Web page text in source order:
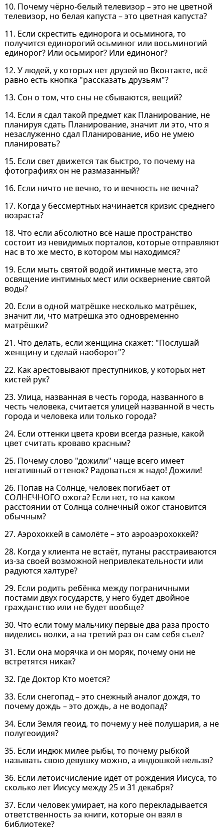
10. Почему чёрно-белый телевизор – это не цветной
телевизор, но белая капуста – это цветная капуста?
11. Если скрестить единорога и осьминога, то
получится единорогий осьминог или восьминогий
единорог? Или осьмирог? Или единоног?
12. У людей, у которых нет друзей во Вконтакте, всё
равно есть кнопка "рассказать друзьям"?
13. Сон о том, что сны не сбываются, вещий?
14. Если я сдал такой предмет как Планирование, не
планируя сдать Планирование, значит ли это, что я
незаслуженно сдал Планирование, ибо не умею
планировать?
15. Если свет движется так быстро, то почему на
фотографиях он не размазанный?
16. Если ничто не вечно, то и вечность не вечна?
17. Когда у бессмертных начинается кризис среднего
возраста?
18. Что если абсолютно всё наше пространство
состоит из невидимых порталов, которые отправляют
нас в то же место, в котором мы находимся?
19. Если мыть святой водой интимные места, это
освящение интимных мест или осквернение святой
воды?
20. Если в одной матрёшке несколько матрёшек,
значит ли, что матрёшка это одновременно
матрёшки?
21. Что делать, если женщина скажет: "Послушай
женщину и сделай наоборот"?
22. Как арестовывают преступников, у которых нет
кистей рук?
23. Улица, названная в честь города, названного в
честь человека, считается улицей названной в честь
города и человека или только города?
24. Если оттенки цвета крови всегда разные, какой
цвет считать кроваво красным?
25. Почему слово "дожили" чаще всего имеет
негативный оттенок? Радоваться ж надо! Дожили!
26. Попав на Солнце, человек погибает от
СОЛНЕЧНОГО ожога? Если нет, то на каком
расстоянии от Солнца солнечный ожог становится
обычным?
27. Аэрохоккей в самолёте – это аэроаэрохоккей?
28. Когда у клиента не встаёт, путаны расстраиваются
из-за своей возможной непривлекательности или
радуются халтуре?
29. Если родить ребёнка между пограничными
постами двух государств, у него будет двойное
гражданство или не будет вообще?
30. Что если тому мальчику первые два раза просто
виделись волки, а на третий раз он сам себя съел?
31. Если она морячка и он моряк, почему они не
встретятся никак?
32. Где Доктор Кто моется?
33. Если снегопад – это снежный аналог дождя, то
почему дождь – это дождь, а не водопад?
34. Если Земля геоид, то почему у неё полушария, а не
полугеоидия?
35. Если индюк милее рыбы, то почему рыбкой
называть свою девушку можно, а индюшкой нельзя?
36. Если летоисчисление идёт от рождения Иисуса, то
сколько лет Иисусу между 25 и 31 декабря?
37. Если человек умирает, на кого перекладывается
ответственность за книги, которые он взял в
библиотеке?